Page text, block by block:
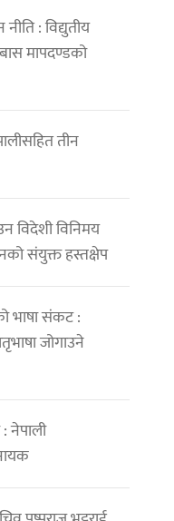
: विद्युतीय
मापदण्डको
तीन
विदेशी विनिमय
संयुक्त हस्तक्षेप
भाषा संकट :
जोगाउने
नेपाली